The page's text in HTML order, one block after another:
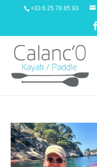
+33 6 25 78 85 93